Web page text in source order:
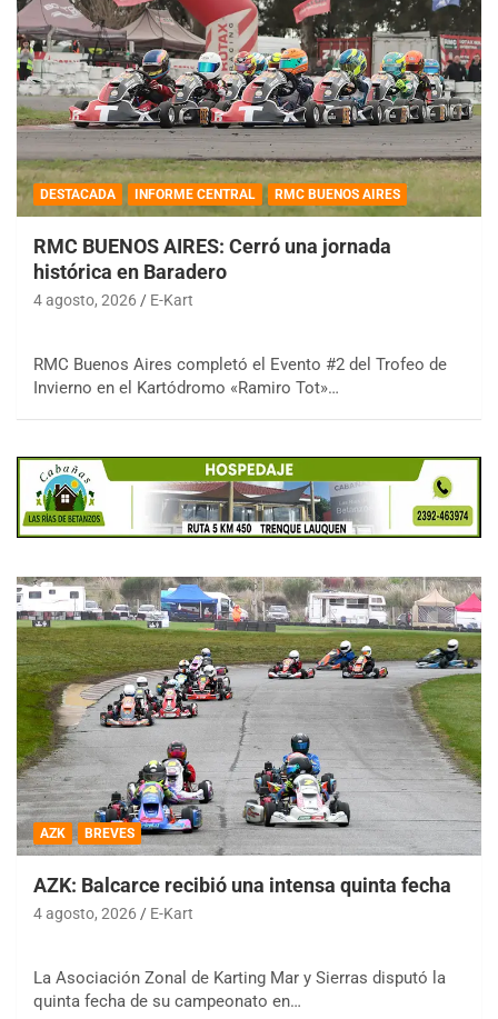
DESTACADA INFORME CENTRAL RMC BUENOS AIRES
RMC BUENOS AIRES: Cerró una jornada
histórica en Baradero
4 agosto, 2026 E-Kart
RMC Buenos Aires completó el Evento #2 del Trofeo de
Invierno en el Kartódromo «Ramiro Tot»…
AZK BREVES
AZK: Balcarce recibió una intensa quinta fecha
4 agosto, 2026 E-Kart
La Asociación Zonal de Karting Mar y Sierras disputó la
quinta fecha de su campeonato en…